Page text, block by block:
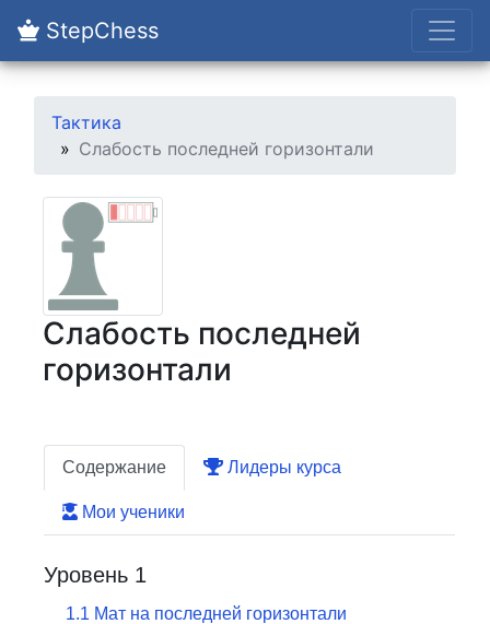
StepChess
Тактика
Слабость последней горизонтали
Слабость последней
горизонтали
Содержание Лидеры курса
Мои ученики
Уровень 1
1.1 Мат на последней горизонтали